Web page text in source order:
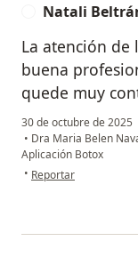
Natali
La atención de
buena
quede muy
30 de octubre de 2025
• Dra Maria Belen
Aplicación Botox
• en opinión del
Reportar